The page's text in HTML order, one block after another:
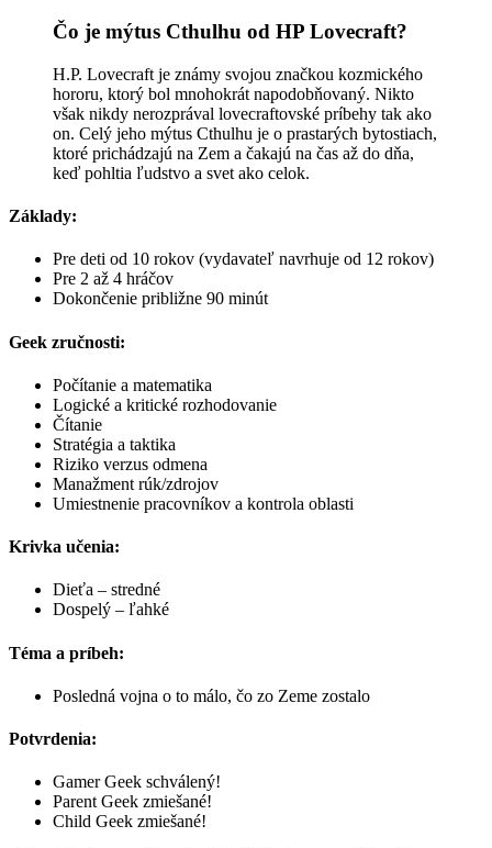
Čo je mýtus Cthulhu od HP Lovecraft?
H.P. Lovecraft je známy svojou značkou kozmického
hororu, ktorý bol mnohokrát napodobňovaný. Nikto
však nikdy nerozprával lovecraftovské príbehy tak ako
on. Celý jeho mýtus Cthulhu je o prastarých bytostiach,
ktoré prichádzajú na Zem a čakajú na čas až do dňa,
keď pohltia ľudstvo a svet ako celok.
Základy:
Pre deti od 10 rokov (vydavateľ navrhuje od 12 rokov)
Pre 2 až 4 hráčov
Dokončenie približne 90 minút
Geek zručnosti:
Počítanie a matematika
Logické a kritické rozhodovanie
Čítanie
Stratégia a taktika
Riziko verzus odmena
Manažment rúk/zdrojov
Umiestnenie pracovníkov a kontrola oblasti
Krivka učenia:
Dieťa – stredné
Dospelý – ľahké
Téma a príbeh:
Posledná vojna o to málo, čo zo Zeme zostalo
Potvrdenia:
Gamer Geek schválený!
Parent Geek zmiešané!
Child Geek zmiešané!